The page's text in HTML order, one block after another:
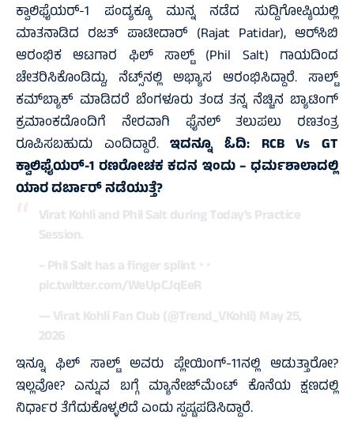
ಕ್ವಾಲಿಫೈಯರ್-1 ಪಂದ್ಯಕ್ಕೂ ಮುನ್ನ ನಡೆದ ಸುದ್ದಿಗೋಷ್ಠಿಯಲ್ಲಿ
ಮಾತನಾಡಿದ ರಜತ್ ಪಾಟೀದಾರ್ (Rajat Patidar), ಆರ್‌ಸಿಬಿ
ಆರಂಭಿಕ ಆಟಗಾರ ಫಿಲ್ ಸಾಲ್ಟ್ (Phil Salt) ಗಾಯದಿಂದ
ಚೇತರಿಸಿಕೊಂಡಿದ್ದು, ನೆಟ್ಸ್‌ನಲ್ಲಿ ಅಭ್ಯಾಸ ಆರಂಭಿಸಿದ್ದಾರೆ. ಸಾಲ್ಟ್
ಕಮ್‌ಬ್ಯಾಕ್ ಮಾಡಿದರೆ ಬೆಂಗಳೂರು ತಂಡ ತನ್ನ ನೆಚ್ಚಿನ ಬ್ಯಾಟಿಂಗ್
ಕ್ರಮಾಂಕದೊಂದಿಗೆ ನೇರವಾಗಿ ಫೈನಲ್ ತಲುಪಲು ರಣತಂತ್ರ
ರೂಪಿಸಬಹುದು ಎಂದಿದ್ದಾರೆ.ಇದನ್ನೂ ಓದಿ: RCB Vs GT
ಕ್ವಾಲಿಫೈಯರ್-1 ರಣರೋಚಕ ಕದನ ಇಂದು – ಧರ್ಮಶಾಲಾದಲ್ಲಿ
ಯಾರ ದರ್ಬಾರ್‌ ನಡೆಯುತ್ತೆ?
Virat Kohli and Phil Salt during Today’s Practice
Session.
– Phil Salt has a finger splint
pic.twitter.com/WeUpCJqEeR
— Virat Kohli Fan Club (@Trend_VKohli) May 25,
2026
ಇನ್ನೂ ಫಿಲ್ ಸಾಲ್ಟ್ ಅವರು ಪ್ಲೇಯಿಂಗ್-11ನಲ್ಲಿ ಆಡುತ್ತಾರೋ?
ಇಲ್ಲವೋ? ಎನ್ನುವ ಬಗ್ಗೆ ಮ್ಯಾನೇಜ್‌ಮೆಂಟ್ ಕೊನೆಯ ಕ್ಷಣದಲ್ಲಿ
ನಿರ್ಧಾರ ತೆಗೆದುಕೊಳ್ಳಲಿದೆ ಎಂದು ಸ್ಪಷ್ಟಪಡಿಸಿದ್ದಾರೆ.